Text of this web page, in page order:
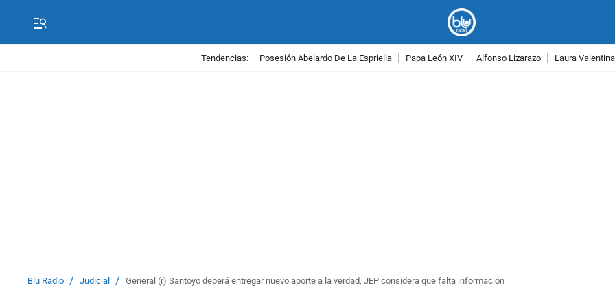
Tendencias: Posesión Abelardo De La Espriella Papa León XIV Alfonso Lizarazo Laura
Blu Radio / Judicial / General (r) Santoyo deberá entregar nuevo aporte a la verdad, JEP considera que falta información